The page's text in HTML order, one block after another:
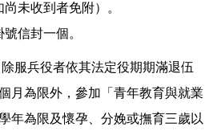
未收到者免附）。
信封一個。
服兵役者依其法定役期期滿退伍
月為限外，參加「青年教育與就業
年為限及懷孕、分娩或撫育三歲以